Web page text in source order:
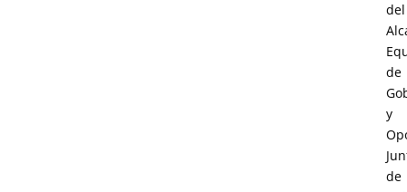
del
de
y
de